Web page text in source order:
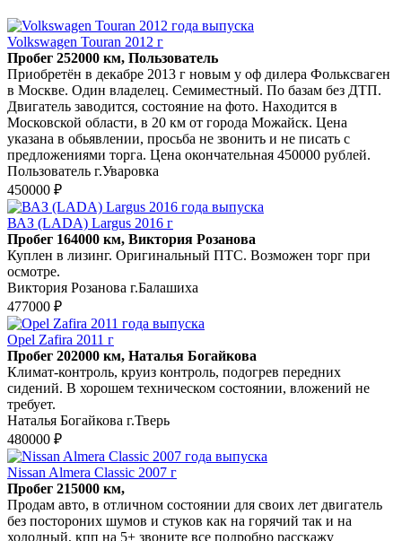
Volkswagen Touran 2012 г
Пробег 252000 км, Пользователь
Приобретён в декабре 2013 г новым у оф дилера Фольксваген
в Москве. Один владелец. Семиместный. По базам без ДТП.
Двигатель заводится, состояние на фото. Находится в
Московской области, в 20 км от города Можайск. Цена
указана в обьявлении, просьба не звонить и не писать с
предложениями торга. Цена окончательная 450000 рублей.
Пользователь г.Уваровка
450000 ₽
ВАЗ (LADA) Largus 2016 г
Пробег 164000 км, Виктория Розанова
Куплен в лизинг. Оригинальный ПТС. Возможен торг при
осмотре.
Виктория Розанова г.Балашиха
477000 ₽
Opel Zafira 2011 г
Пробег 202000 км, Наталья Богайкова
Климат-контроль, круиз контроль, подогрев передних
сидений. В хорошем техническом состоянии, вложений не
требует.
Наталья Богайкова г.Тверь
480000 ₽
Nissan Almera Classic 2007 г
Пробег 215000 км,
Продам авто, в отличном состоянии для своих лет двигатель
без постороних шумов и стуков как на горячий так и на
холодный, кпп на 5+ звоните все подробно расскажу